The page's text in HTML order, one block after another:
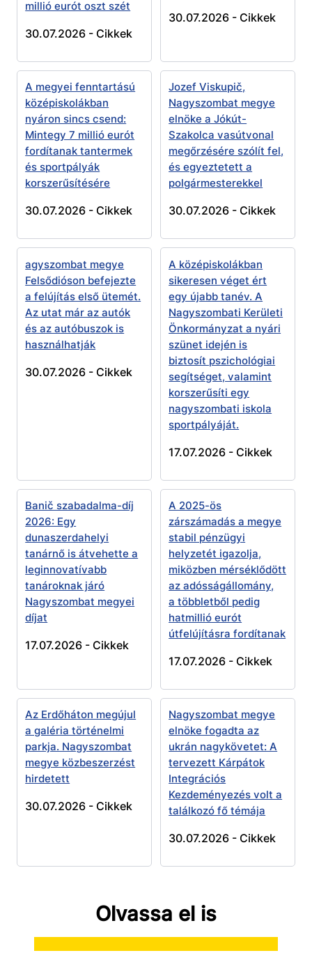
millió eurót oszt szét
30.07.2026 - Cikkek
30.07.2026 - Cikkek
A megyei fenntartású
középiskolákban
nyáron sincs csend:
Mintegy 7 millió eurót
fordítanak tantermek
és sportpályák
korszerűsítésére
30.07.2026 - Cikkek
Jozef Viskupič,
Nagyszombat megye
elnöke a Jókút-
Szakolca vasútvonal
megőrzésére szólít fel,
és egyeztetett a
polgármesterekkel
30.07.2026 - Cikkek
agyszombat megye
Felsődióson befejezte
a felújítás első ütemét.
Az utat már az autók
és az autóbuszok is
használhatják
30.07.2026 - Cikkek
A középiskolákban
sikeresen véget ért
egy újabb tanév. A
Nagyszombati Kerületi
Önkormányzat a nyári
szünet idején is
biztosít pszichológiai
segítséget, valamint
korszerűsíti egy
nagyszombati iskola
sportpályáját.
17.07.2026 - Cikkek
Banič szabadalma-díj
2026: Egy
dunaszerdahelyi
tanárnő is átvehette a
leginnovatívabb
tanároknak járó
Nagyszombat megyei
díjat
17.07.2026 - Cikkek
A 2025-ös
zárszámadás a megye
stabil pénzügyi
helyzetét igazolja,
miközben mérséklődött
az adósságállomány,
a többletből pedig
hatmillió eurót
útfelújításra fordítanak
17.07.2026 - Cikkek
Az Erdőháton megújul
a galéria történelmi
parkja. Nagyszombat
megye közbeszerzést
hirdetett
30.07.2026 - Cikkek
Nagyszombat megye
elnöke fogadta az
ukrán nagykövetet: A
tervezett Kárpátok
Integrációs
Kezdeményezés volt a
találkozó fő témája
30.07.2026 - Cikkek
Olvassa el is